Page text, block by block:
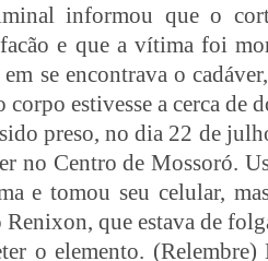
informou que o
e que a vítima foi
em se encontrava o
corpo estivesse a cerca de
preso, no dia 22 de
no Centro de Mossoró.
e tomou seu celular,
que estava de
o elemento.